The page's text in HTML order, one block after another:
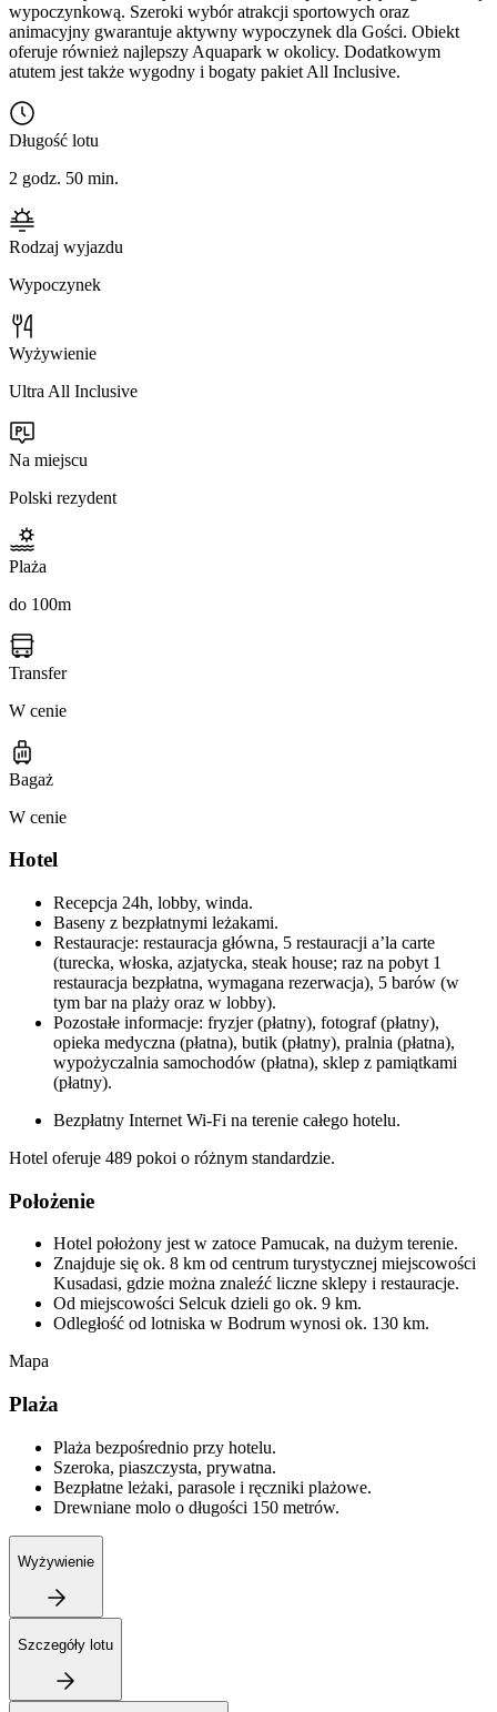
wypoczynkową. Szeroki wybór atrakcji sportowych oraz
animacyjny gwarantuje aktywny wypoczynek dla Gości. Obiekt
oferuje również najlepszy Aquapark w okolicy. Dodatkowym
atutem jest także wygodny i bogaty pakiet All Inclusive.
Długość lotu
2 godz. 50 min.
Rodzaj wyjazdu
Wypoczynek
Wyżywienie
Ultra All Inclusive
Na miejscu
Polski rezydent
Plaża
do 100m
Transfer
W cenie
Bagaż
W cenie
Hotel
Recepcja 24h, lobby, winda.
Baseny z bezpłatnymi leżakami.
Restauracje: restauracja główna, 5 restauracji a’la carte
(turecka, włoska, azjatycka, steak house; raz na pobyt 1
restauracja bezpłatna, wymagana rezerwacja), 5 barów (w
tym bar na plaży oraz w lobby).
Pozostałe informacje: fryzjer (płatny), fotograf (płatny),
opieka medyczna (płatna), butik (płatny), pralnia (płatna),
wypożyczalnia samochodów (płatna), sklep z pamiątkami
(płatny).
Bezpłatny Internet Wi-Fi na terenie całego hotelu.
Hotel oferuje 489 pokoi o różnym standardzie.
Położenie
Hotel położony jest w zatoce Pamucak, na dużym terenie.
Znajduje się ok. 8 km od centrum turystycznej miejscowości
Kusadasi, gdzie można znaleźć liczne sklepy i restauracje.
Od miejscowości Selcuk dzieli go ok. 9 km.
Odległość od lotniska w Bodrum wynosi ok. 130 km.
Mapa
Plaża
Plaża bezpośrednio przy hotelu.
Szeroka, piaszczysta, prywatna.
Bezpłatne leżaki, parasole i ręczniki plażowe.
Drewniane molo o długości 150 metrów.
Wyżywienie
Szczegóły lotu